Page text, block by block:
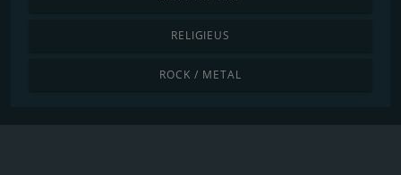
RELIGIEUS
ROCK / METAL